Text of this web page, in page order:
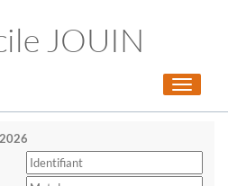
JOUIN
Toggle